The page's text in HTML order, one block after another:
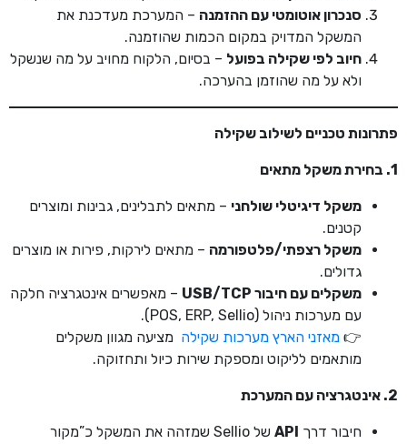
סנכרון אוטומטי עם ההזמנה – המערכת מעדכנת את
המשקל המדויק במקום הכמות שהוזמנה.
חיוב לפי שקילה בפועל – בסיום, הלקוח מחויב על מה שנשקל
ולא על מה שהוזמן בהערכה.
פתרונות טכניים לשילוב שקילה
1. בחירת משקל מתאים
משקל דיגיטלי שולחני – מתאים לתבלינים, גבינות ומוצרים
קטנים.
משקל רצפתי/פלטפורמה – מתאים לירקות, פירות או מוצרים
גדולים.
משקלים עם חיבור
– מאפשרים אינטגרציה חלקה
עם מערכות ניהול (POS, ERP, Sellio).
👉 מאזני הארץ מערכות שקילה מציעה מגוון משקלים
מותאמים לליקוט ומספקת שירות כיול ותחזוקה.
2. אינטגרציה עם המערכת
חיבור דרך API
של Sellio שמזהה את המשקל כ”מקור